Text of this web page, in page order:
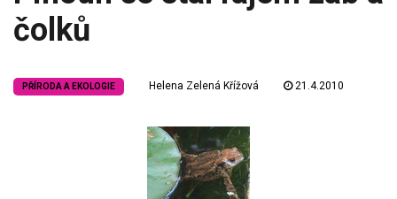
čolků
PŘÍRODA A EKOLOGIE Helena Zelená Křížová 21.4.2010